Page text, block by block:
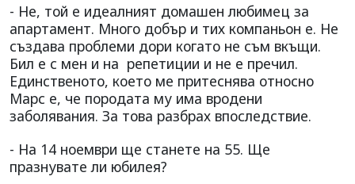
- Не, той е идеалният домашен любимец за
апартамент. Много добър и тих компаньон е. Не
създава проблеми дори когато не съм вкъщи.
Бил е с мен и на репетиции и не е пречил.
Единственото, което ме притеснява относно
Марс е, че породата му има вродени
заболявания. За това разбрах впоследствие.
- На 14 ноември ще станете на 55. Ще
празнувате ли юбилея?